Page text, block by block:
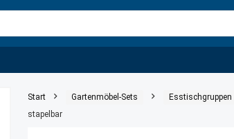
Start Gartenmöbel-Sets Esstischgruppen
stapelbar